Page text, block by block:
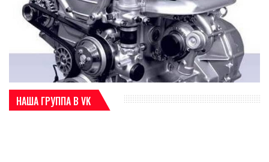
НАША ГРУППА В VK